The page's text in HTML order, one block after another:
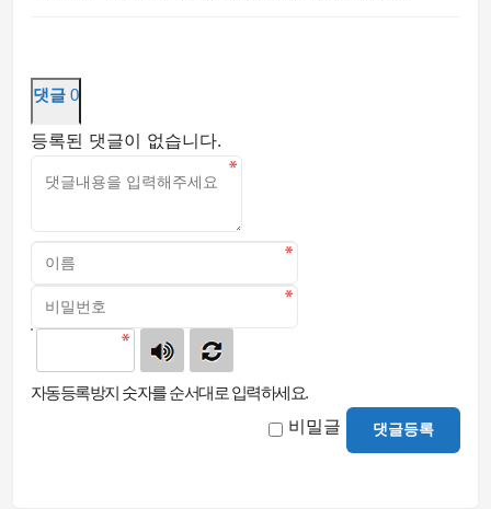
댓글 0
등록된 댓글이 없습니다.
자동등록방지 숫자를 순서대로 입력하세요.
비밀글 댓글등록